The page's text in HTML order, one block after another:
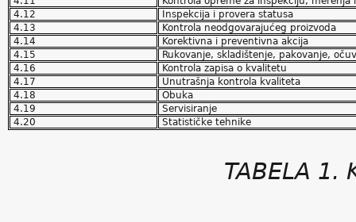
4.12
Inspekcija i provera statusa
4.13
Kontrola neodgovarajućeg proizvoda
4.14
Korektivna i preventivna akcija
4.15
Rukovanje, skladištenje, pakovanje,
4.16
Kontrola zapisa o kvalitetu
4.17
Unutrašnja kontrola kvaliteta
4.18
Obuka
4.19
Servisiranje
4.20
Statističke tehnike
TABELA 1.